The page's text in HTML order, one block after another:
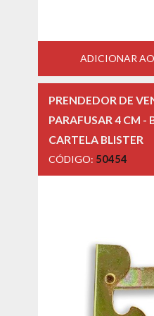
ADICIONAR
PRENDEDOR DE
PARAFUSAR 4 CM
CARTELA BLISTER
CÓDIGO: 50454